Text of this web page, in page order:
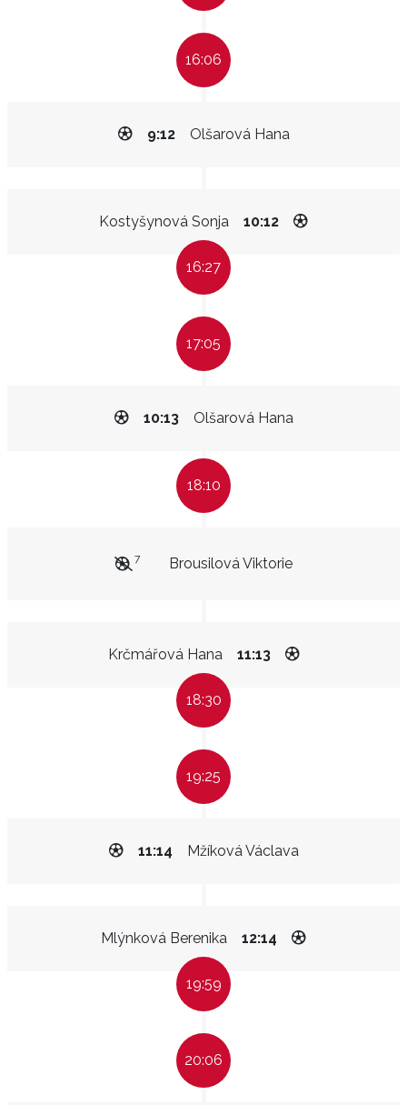
16:06
Olšarová Hana
9:12
Kostyšynová Sonja 10:12
16:27
17:05
Olšarová Hana
10:13
18:10
Brousilová Viktorie
7
Krčmářová Hana 11:13
18:30
19:25
Mžíková Václava
11:14
Mlýnková Berenika 12:14
19:59
20:06